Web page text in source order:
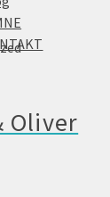
Oliver